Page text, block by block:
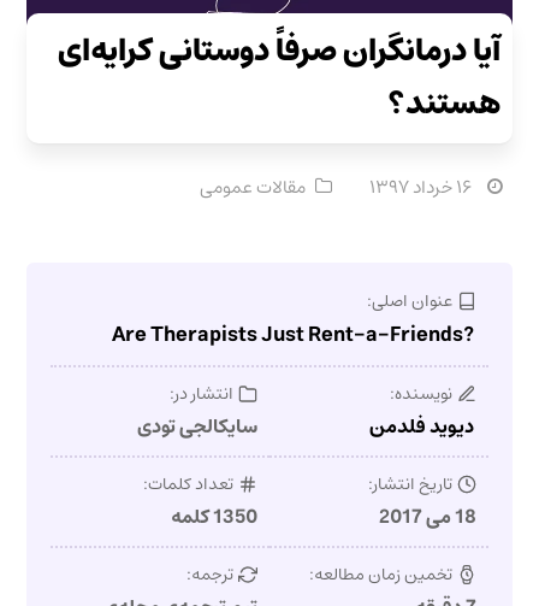
آیا درمانگران صرفاً دوستانی کرایه‌ای
هستند؟
۱۶ خرداد ۱۳۹۷ مقالات عمومی
عنوان اصلی:
?Are Therapists Just Rent-a-Friends
نویسنده:
دیوید فلدمن
انتشار در:
سایکالجی تودی
تاریخ انتشار:
18 می 2017
تعداد کلمات:
1350 کلمه
تخمین زمان مطالعه: ترجمه: